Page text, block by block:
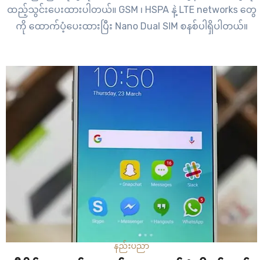
ထည့်သွင်းပေးထားပါတယ်။ GSM ၊ HSPA နဲ့ LTE networks တွေ
ကို ထောက်ပံ့ပေးထားပြီး Nano Dual SIM စနစ်ပါရှိပါတယ်။
နည်းပညာ